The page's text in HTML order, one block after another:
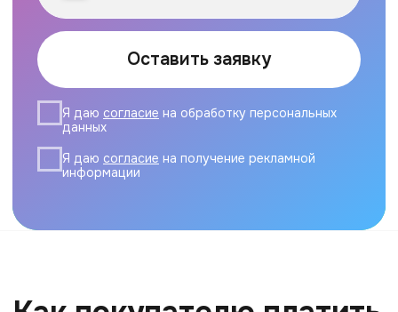
Это очень безопасный способ. Клиент
не вводит данные своей карты
на сторонних сайтах или устройствах.
официального, защищённого приложения
его банка. Главное правило для
клиента — проверять сумму
и получателя перед подтверждением
платежа.
Как клиенты оплачивают покупки